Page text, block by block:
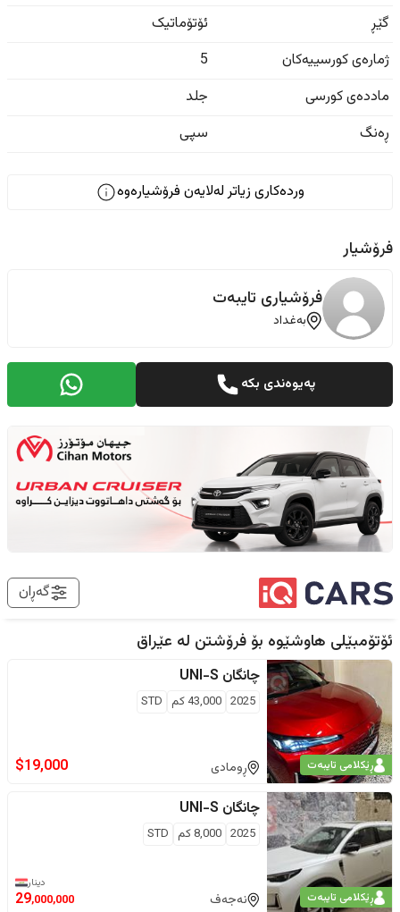
گێڕ
ئۆتۆماتیک
ژمارەی کورسییەکان
5
ماددەی کورسی
جلد
ڕەنگ
سپی
وردەکاری زیاتر لەلایەن فرۆشیارەوە
فرۆشیار
فرۆشیاری تایبەت
بەغداد
پەیوەندی بکە
گەڕان
ئۆتۆمبێلی هاوشێوە بۆ فرۆشتن لە عێراق
ڕێکلامی تایبەت
چانگان UNI-S
2025
43,000كم STD
ڕومادی $19,000
ڕێکلامی تایبەت
چانگان UNI-S
2025
8,000كم STD
نەجەف
دینار
29,000,000